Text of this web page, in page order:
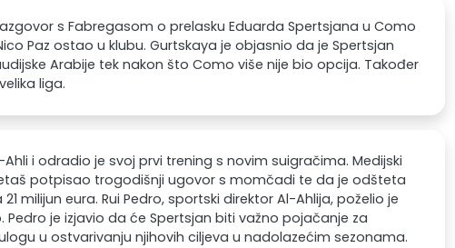
s Fabregasom o prelasku Eduarda Spertsjana u Como
Paz ostao u klubu. Gurtskaya je objasnio da je Spertsjan
Arabije tek nakon što Como više nije bio opcija. Također
liga.
i odradio je svoj prvi trening s novim suigračima. Medijski
potpisao trogodišnji ugovor s momčadi te da je odšteta
milijun eura. Rui Pedro, sportski direktor Al-Ahlija, poželio je
Pedro je izjavio da će Spertsjan biti važno pojačanje za
u ostvarivanju njihovih ciljeva u nadolazećim sezonama.